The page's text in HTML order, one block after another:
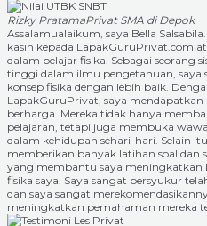
Rizky PratamaPrivat SMA di Depok
Assalamualaikum, saya Bella
kasih kepada LapakGuruPrivat.com
dalam belajar fisika. Sebagai seorang
tinggi dalam ilmu pengetahuan, saya
konsep fisika dengan lebih baik.
LapakGuruPrivat, saya
berharga. Mereka tidak hanya
pelajaran, tetapi juga membuka
dalam kehidupan sehari-hari. Selain
memberikan banyak latihan soal dan
yang membantu saya meningkatkan
fisika saya. Saya sangat bersyukur
dan saya sangat
meningkatkan pemahaman mereka